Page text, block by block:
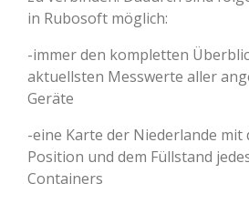
in Rubosoft möglich:
-immer den kompletten
aktuellsten Messwerte aller
Geräte
-eine Karte der Niederlande mit
Position und dem Füllstand
Containers